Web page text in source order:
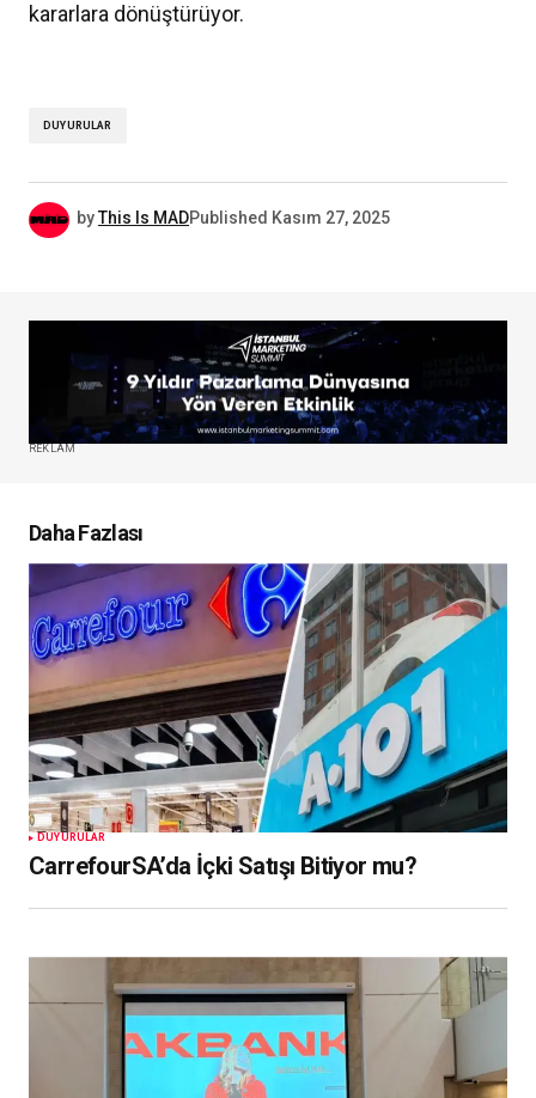
kararlara dönüştürüyor.
DUYURULAR
byThis Is MADPublished Kasım 27, 2025
REKLAM
Daha Fazlası
DUYURULAR
CarrefourSA’da İçki Satışı Bitiyor mu?